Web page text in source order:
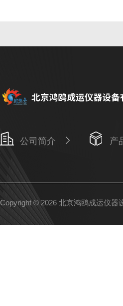
公司简介 产
Copyright © 2026 北京鸿鸥成运仪器